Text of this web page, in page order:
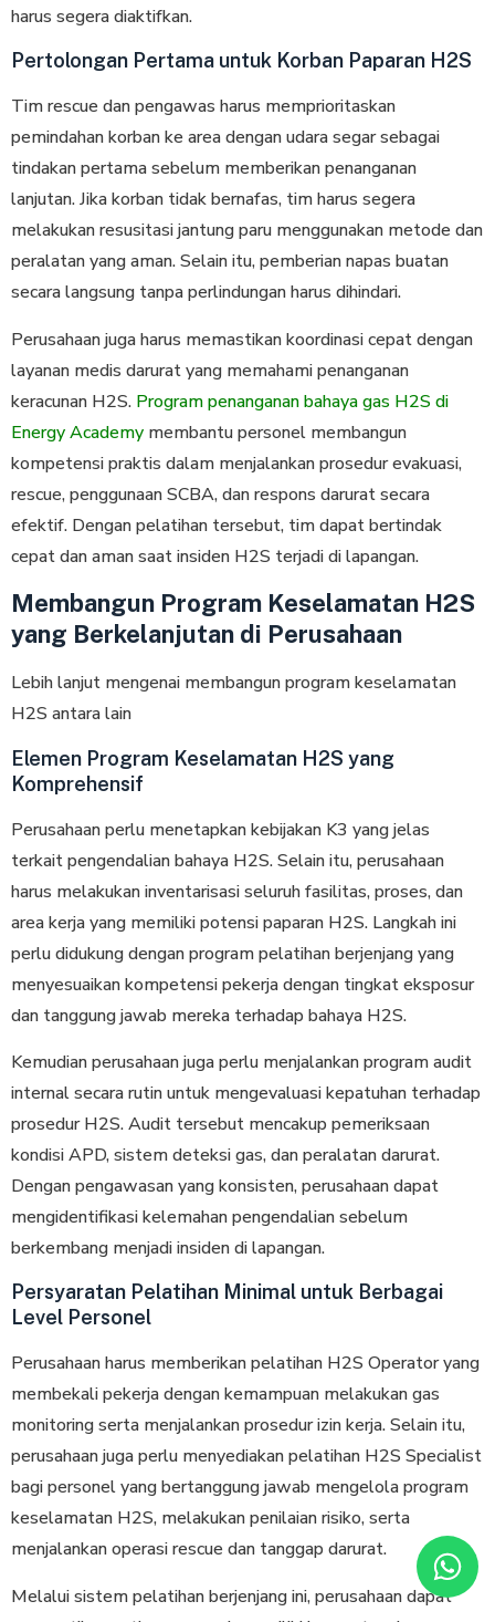
harus segera diaktifkan.
Pertolongan Pertama untuk Korban Paparan H2S
Tim rescue dan pengawas harus memprioritaskan
pemindahan korban ke area dengan udara segar sebagai
tindakan pertama sebelum memberikan penanganan
lanjutan. Jika korban tidak bernafas, tim harus segera
melakukan resusitasi jantung paru menggunakan metode dan
peralatan yang aman. Selain itu, pemberian napas buatan
secara langsung tanpa perlindungan harus dihindari.
Perusahaan juga harus memastikan koordinasi cepat dengan
layanan medis darurat yang memahami penanganan
keracunan H2S. Program penanganan bahaya gas H2S di
Energy Academy membantu personel membangun
kompetensi praktis dalam menjalankan prosedur evakuasi,
rescue, penggunaan SCBA, dan respons darurat secara
efektif. Dengan pelatihan tersebut, tim dapat bertindak
cepat dan aman saat insiden H2S terjadi di lapangan.
Membangun Program Keselamatan H2S
yang Berkelanjutan di Perusahaan
Lebih lanjut mengenai membangun program keselamatan
H2S antara lain
Elemen Program Keselamatan H2S yang
Komprehensif
Perusahaan perlu menetapkan kebijakan K3 yang jelas
terkait pengendalian bahaya H2S. Selain itu, perusahaan
harus melakukan inventarisasi seluruh fasilitas, proses, dan
area kerja yang memiliki potensi paparan H2S. Langkah ini
perlu didukung dengan program pelatihan berjenjang yang
menyesuaikan kompetensi pekerja dengan tingkat eksposur
dan tanggung jawab mereka terhadap bahaya H2S.
Kemudian perusahaan juga perlu menjalankan program audit
internal secara rutin untuk mengevaluasi kepatuhan terhadap
prosedur H2S. Audit tersebut mencakup pemeriksaan
kondisi APD, sistem deteksi gas, dan peralatan darurat.
Dengan pengawasan yang konsisten, perusahaan dapat
mengidentifikasi kelemahan pengendalian sebelum
berkembang menjadi insiden di lapangan.
Persyaratan Pelatihan Minimal untuk Berbagai
Level Personel
Perusahaan harus memberikan pelatihan H2S Operator yang
membekali pekerja dengan kemampuan melakukan gas
monitoring serta menjalankan prosedur izin kerja. Selain itu,
perusahaan juga perlu menyediakan pelatihan H2S Specialist
bagi personel yang bertanggung jawab mengelola program
keselamatan H2S, melakukan penilaian risiko, serta
menjalankan operasi rescue dan tanggap darurat.
Melalui sistem pelatihan berjenjang ini, perusahaan dapat